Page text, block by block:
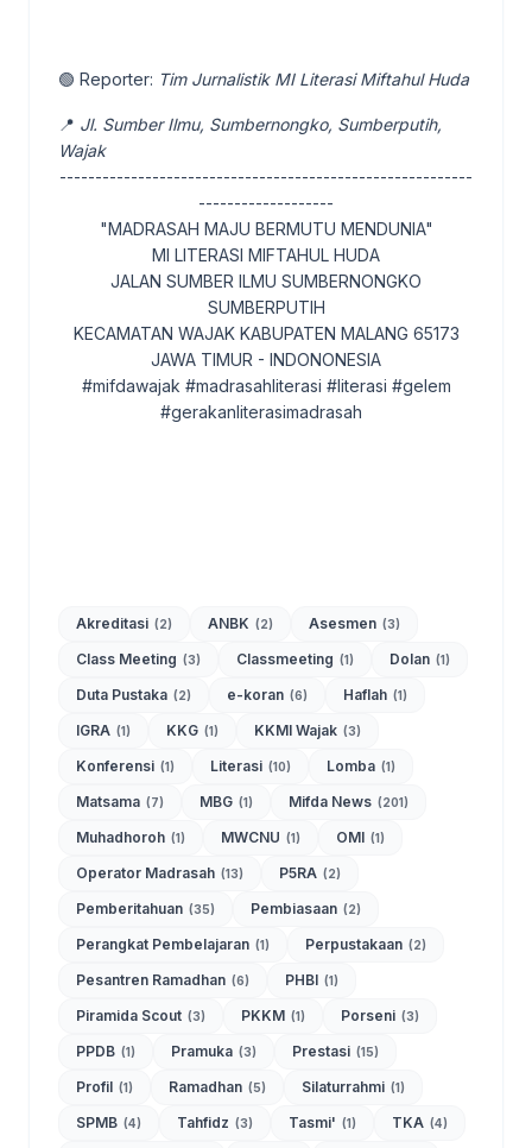
🟢 Reporter: Tim Jurnalistik MI Literasi Miftahul Huda
📍 Jl. Sumber Ilmu, Sumbernongko, Sumberputih,
Wajak
----------------------------------------------------------
-------------------
"MADRASAH MAJU BERMUTU MENDUNIA"
MI LITERASI MIFTAHUL HUDA
JALAN SUMBER ILMU SUMBERNONGKO
SUMBERPUTIH
KECAMATAN WAJAK KABUPATEN MALANG 65173
JAWA TIMUR - INDONONESIA
#mifdawajak #madrasahliterasi #literasi #gelem
#gerakanliterasimadrasah
Akreditasi (2) ANBK (2) Asesmen (3)
Class Meeting (3) Classmeeting (1) Dolan (1)
Duta Pustaka (2) e-koran (6) Haflah (1)
IGRA (1) KKG (1) KKMI Wajak (3)
Konferensi (1) Literasi (10) Lomba (1)
Matsama (7) MBG (1) Mifda News (201)
Muhadhoroh (1) MWCNU (1) OMI (1)
Operator Madrasah (13) P5RA (2)
Pemberitahuan (35) Pembiasaan (2)
Perangkat Pembelajaran (1) Perpustakaan (2)
Pesantren Ramadhan (6) PHBI (1)
Piramida Scout (3) PKKM (1) Porseni (3)
PPDB (1) Pramuka (3) Prestasi (15)
Profil (1) Ramadhan (5) Silaturrahmi (1)
SPMB (4) Tahfidz (3) Tasmi' (1) TKA (4)